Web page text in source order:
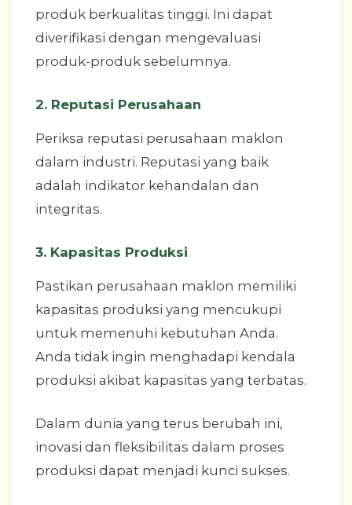
produk berkualitas tinggi. Ini dapat
diverifikasi dengan mengevaluasi
produk-produk sebelumnya.
2. Reputasi Perusahaan
Periksa reputasi perusahaan maklon
dalam industri. Reputasi yang baik
adalah indikator kehandalan dan
integritas.
3. Kapasitas Produksi
Pastikan perusahaan maklon memiliki
kapasitas produksi yang mencukupi
untuk memenuhi kebutuhan Anda.
Anda tidak ingin menghadapi kendala
produksi akibat kapasitas yang terbatas.
Dalam dunia yang terus berubah ini,
inovasi dan fleksibilitas dalam proses
produksi dapat menjadi kunci sukses.